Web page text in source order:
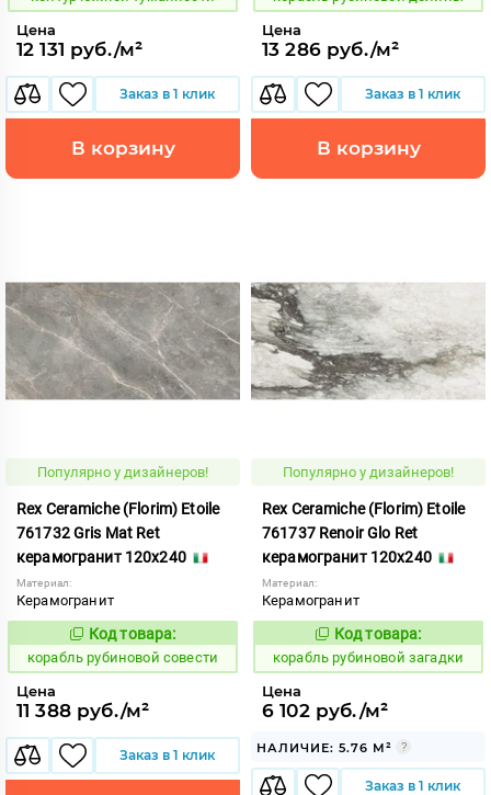
Цена
12 131 руб./м²
Заказ в 1 клик
В корзину
Цена
13 286 руб./м²
Заказ в 1 клик
В корзину
Популярно у дизайнеров!
Rex Ceramiche (Florim) Etoile
761732 Gris Mat Ret
керамогранит 120x240
Материал:
Керамогранит
775523
Код товара:
корабль рубиновой совести
Цена
11 388 руб./м²
Заказ в 1 клик
Популярно у дизайнеров!
Rex Ceramiche (Florim) Etoile
761737 Renoir Glo Ret
керамогранит 120x240
Материал:
Керамогранит
775527
Код товара:
корабль рубиновой загадки
Цена
6 102 руб./м²
НАЛИЧИЕ: 5.76 М²
Заказ в 1 клик